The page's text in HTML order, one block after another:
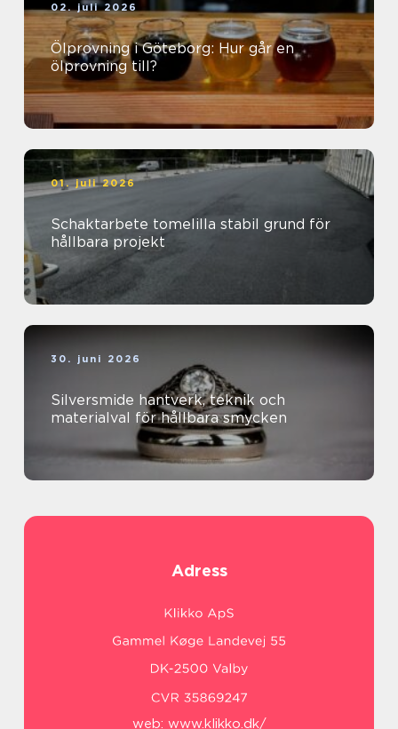
02. juli 2026
Ölprovning i Göteborg: Hur går en
ölprovning till?
01. juli 2026
Schaktarbete tomelilla stabil grund för
hållbara projekt
30. juni 2026
Silversmide hantverk, teknik och
materialval för hållbara smycken
Adress
web: www.klikko.dk/